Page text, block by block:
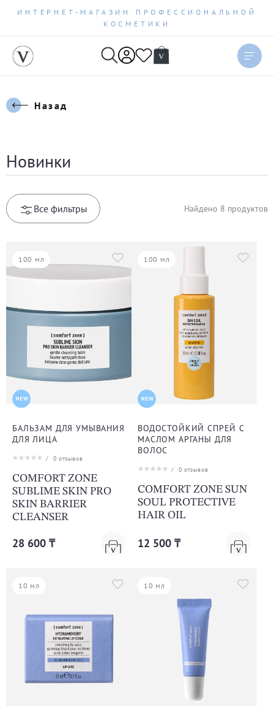
ИНТЕРНЕТ-МАГАЗИН ПРОФЕССИОНАЛЬНОЙ
КОСМЕТИКИ
Назад
Новинки
Все фильтры Найдено 8 продуктов
100 мл
БАЛЬЗАМ ДЛЯ УМЫВАНИЯ
ДЛЯ ЛИЦА
/ 0 отзывов
COMFORT ZONE
SUBLIME SKIN PRO
SKIN BARRIER
CLEANSER
28 600 ₸
100 мл
ВОДОСТОЙКИЙ СПРЕЙ С
МАСЛОМ АРГАНЫ ДЛЯ
ВОЛОС
/ 0 отзывов
COMFORT ZONE SUN
SOUL PROTECTIVE
HAIR OIL
12 500 ₸
10 мл 10 мл